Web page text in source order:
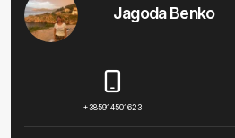
Jagoda Benko
+385914501623